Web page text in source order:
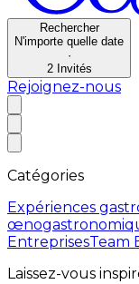
Rechercher
N'importe quelle date
·
2 Invités
Rejoignez-nous
Catégories
Expériences
EntreprisesTeam
Laissez-vous